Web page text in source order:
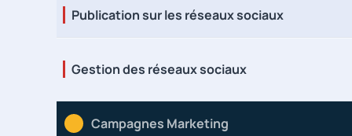
Publication sur les réseaux sociaux
Gestion des réseaux sociaux
Campagnes Marketing